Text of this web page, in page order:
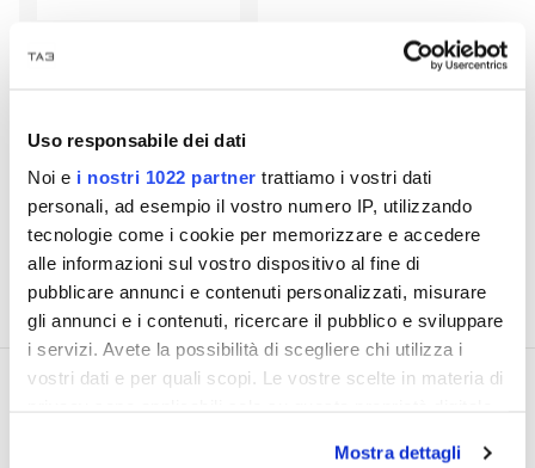
Uso responsabile dei dati
Noi e i nostri 1022 partner trattiamo i vostri dati
personali, ad esempio il vostro numero IP, utilizzando
tecnologie come i cookie per memorizzare e accedere
alle informazioni sul vostro dispositivo al fine di
pubblicare annunci e contenuti personalizzati, misurare
gli annunci e i contenuti, ricercare il pubblico e sviluppare
i servizi. Avete la possibilità di scegliere chi utilizza i
vostri dati e per quali scopi. Le vostre scelte in materia di
modificare o revocare il proprio consenso in qualsiasi
Mostra dettagli
€ 16,10 € 12,40
12 p